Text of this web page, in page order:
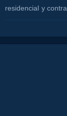
residencial y
arte dentro de sus